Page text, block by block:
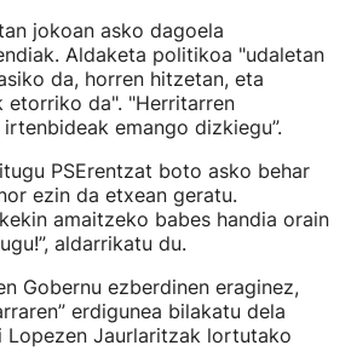
jokoan asko dagoela
Aldaketa politikoa "udaletan
da, horren hitzetan, eta
etorriko da". "Herritarren
emango dizkiegu”.
PSErentzat boto asko behar
ezin da etxean geratu.
amaitzeko babes handia orain
aldarrikatu du.
Gobernu ezberdinen eraginez,
erdigunea bilakatu dela
Lopezen Jaurlaritzak lortutako